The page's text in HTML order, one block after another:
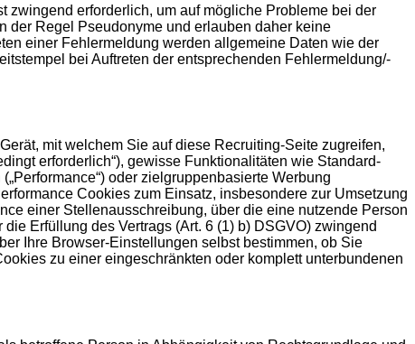
zwingend erforderlich, um auf mögliche Probleme bei der
der Regel Pseudonyme und erlauben daher keine
einer Fehlermeldung werden allgemeine Daten wie der
bei Auftreten der entsprechenden Fehlermeldung/-
mit welchem Sie auf diese Recruiting-Seite zugreifen,
erforderlich“), gewisse Funktionalitäten wie Standard-
oder zielgruppenbasierte Werbung
Cookies zum Einsatz, insbesondere zur Umsetzung
einer Stellenausschreibung, über die eine nutzende Person
Erfüllung des Vertrags (Art. 6 (1) b) DSGVO) zwingend
Ihre Browser-Einstellungen selbst bestimmen, ob Sie
zu einer eingeschränkten oder komplett unterbundenen